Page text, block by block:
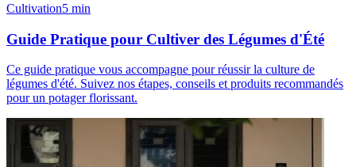
Cultivation5 min
Guide Pratique pour Cultiver des Légumes d'Été
Ce guide pratique vous accompagne pour réussir la culture de
légumes d'été. Suivez nos étapes, conseils et produits recommandés
pour un potager florissant.